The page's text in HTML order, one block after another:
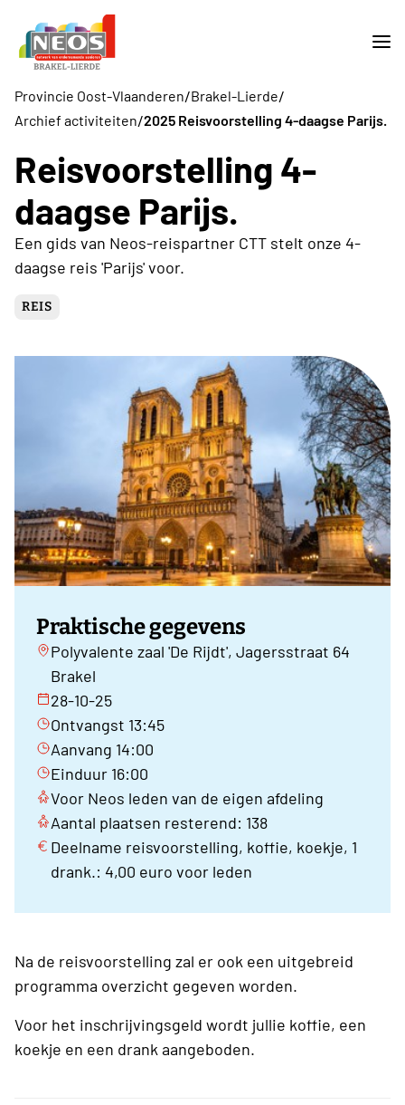
Provincie Oost-Vlaanderen/Brakel-Lierde/
Archief activiteiten/2025 Reisvoorstelling 4-daagse Parijs.
Reisvoorstelling 4-
daagse Parijs.
Een gids van Neos-reispartner CTT stelt onze 4-
daagse reis 'Parijs' voor.
REIS
Praktische gegevens
Polyvalente zaal 'De Rijdt', Jagersstraat 64
Brakel
28-10-25
Ontvangst 13:45
Aanvang 14:00
Einduur 16:00
Voor Neos leden van de eigen afdeling
Aantal plaatsen resterend: 138
Deelname reisvoorstelling, koffie, koekje, 1
drank.: 4,00 euro voor leden
Na de reisvoorstelling zal er ook een uitgebreid
programma overzicht gegeven worden.
Voor het inschrijvingsgeld wordt jullie koffie, een
koekje en een drank aangeboden.